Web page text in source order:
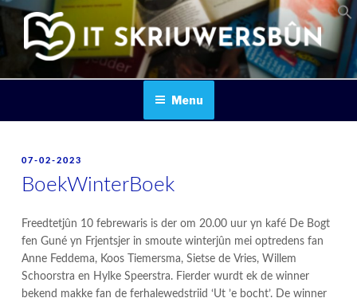
Skip
content
IT SKRIUWERSBOUN
Menu
POSTED
07-02-2023
BoekWinterBoek
Freedtetjûn 10 febrewaris is der om 20.00 uur yn kafé De Bogt
fen Guné yn Frjentsjer in smoute winterjûn mei optredens fan
Anne Feddema, Koos Tiemersma, Sietse de Vries, Willem
Schoorstra en Hylke Speerstra. Fierder wurdt ek de winner
bekend makke fan de ferhalewedstriid ‘Ut ’e bocht’. De winner